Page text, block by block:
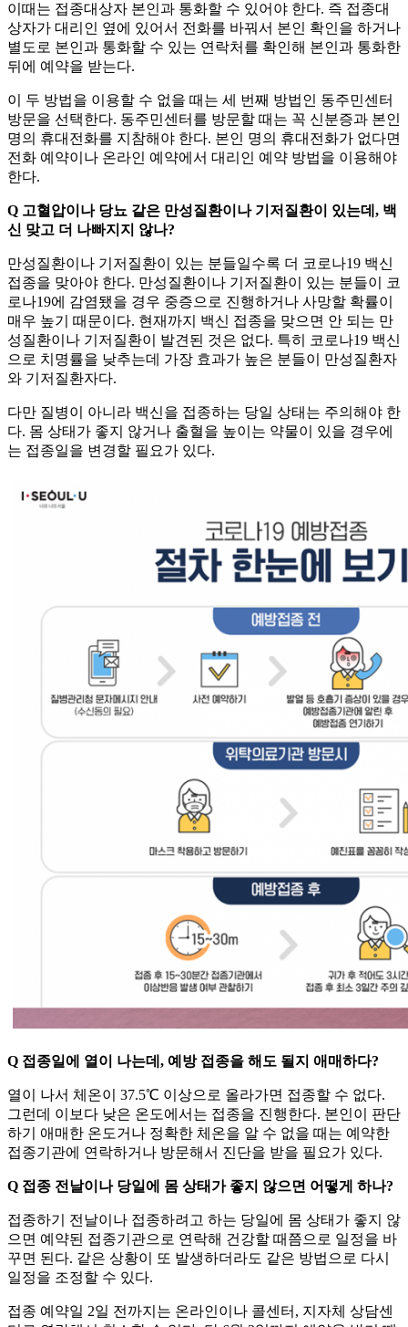
이때는 접종대상자 본인과 통화할 수 있어야 한다. 즉 접종대
상자가 대리인 옆에 있어서 전화를 바꿔서 본인 확인을 하거나
별도로 본인과 통화할 수 있는 연락처를 확인해 본인과 통화한
뒤에 예약을 받는다.
이 두 방법을 이용할 수 없을 때는 세 번째 방법인 동주민센터
방문을 선택한다. 동주민센터를 방문할 때는 꼭 신분증과 본인
명의 휴대전화를 지참해야 한다. 본인 명의 휴대전화가 없다면
전화 예약이나 온라인 예약에서 대리인 예약 방법을 이용해야
한다.
Q 고혈압이나 당뇨 같은 만성질환이나 기저질환이 있는데, 백
신 맞고 더 나빠지지 않나?
만성질환이나 기저질환이 있는 분들일수록 더 코로나19 백신
접종을 맞아야 한다. 만성질환이나 기저질환이 있는 분들이 코
로나19에 감염됐을 경우 중증으로 진행하거나 사망할 확률이
매우 높기 때문이다. 현재까지 백신 접종을 맞으면 안 되는 만
성질환이나 기저질환이 발견된 것은 없다. 특히 코로나19 백신
으로 치명률을 낮추는데 가장 효과가 높은 분들이 만성질환자
와 기저질환자다.
다만 질병이 아니라 백신을 접종하는 당일 상태는 주의해야 한
다. 몸 상태가 좋지 않거나 출혈을 높이는 약물이 있을 경우에
는 접종일을 변경할 필요가 있다.
Q 접종일에 열이 나는데, 예방 접종을 해도 될지 애매하다?
열이 나서 체온이 37.5℃ 이상으로 올라가면 접종할 수 없다.
그런데 이보다 낮은 온도에서는 접종을 진행한다. 본인이 판단
하기 애매한 온도거나 정확한 체온을 알 수 없을 때는 예약한
접종기관에 연락하거나 방문해서 진단을 받을 필요가 있다.
Q 접종 전날이나 당일에 몸 상태가 좋지 않으면 어떻게 하나?
접종하기 전날이나 접종하려고 하는 당일에 몸 상태가 좋지 않
으면 예약된 접종기관으로 연락해 건강할 때쯤으로 일정을 바
꾸면 된다. 같은 상황이 또 발생하더라도 같은 방법으로 다시
일정을 조정할 수 있다.
접종 예약일 2일 전까지는 온라인이나 콜센터, 지자체 상담센